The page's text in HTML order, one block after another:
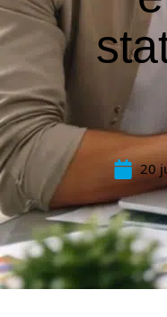
20